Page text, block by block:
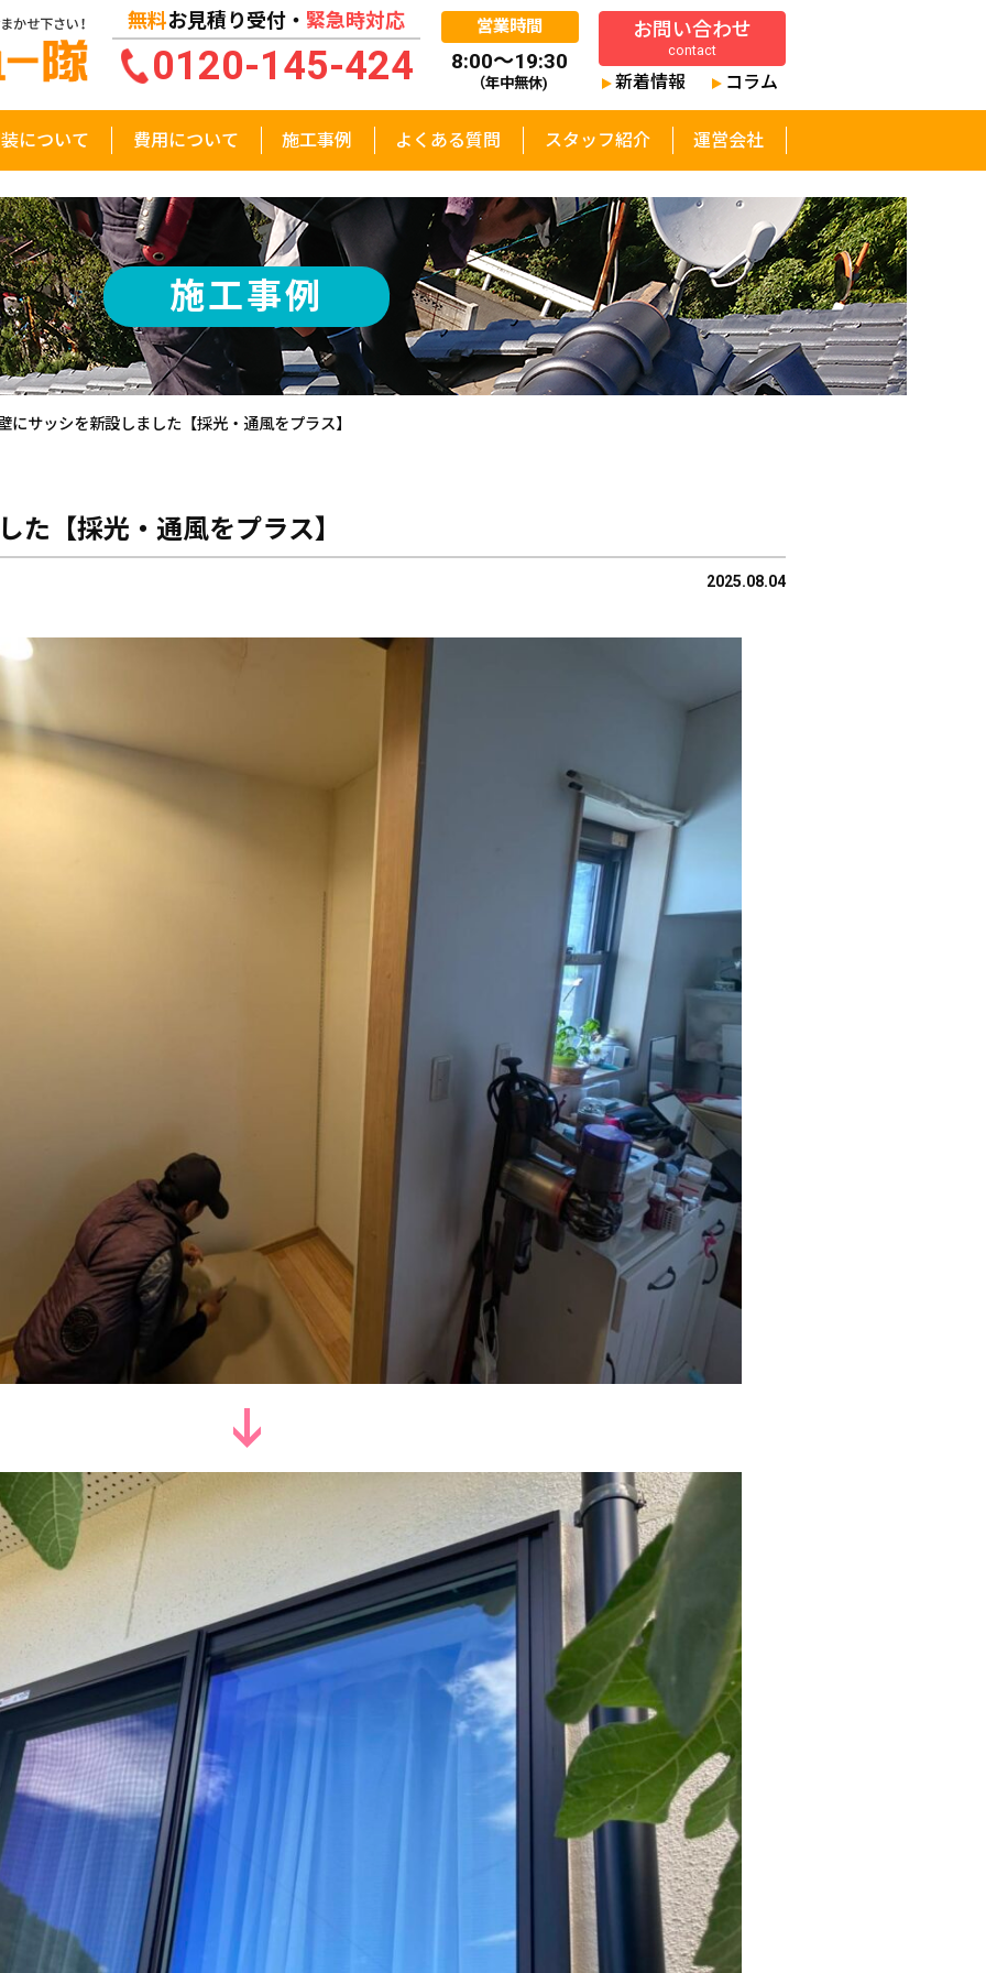
無料お見積り受付・ 緊急時対応
0120-145-424
営業時間
8:00～19:30
（年中無休)
お問い合わせ
contact
新着情報 コラム
について 費用について 施工事例 よくある質問 スタッフ紹介 運営会社
施工事例
にサッシを新設しました【採光・通風をプラス】
た【採光・通風をプラス】
2025.08.04